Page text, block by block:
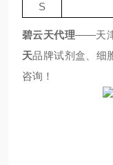
S
碧云天代理——天
天品牌试剂盒、细
咨询！